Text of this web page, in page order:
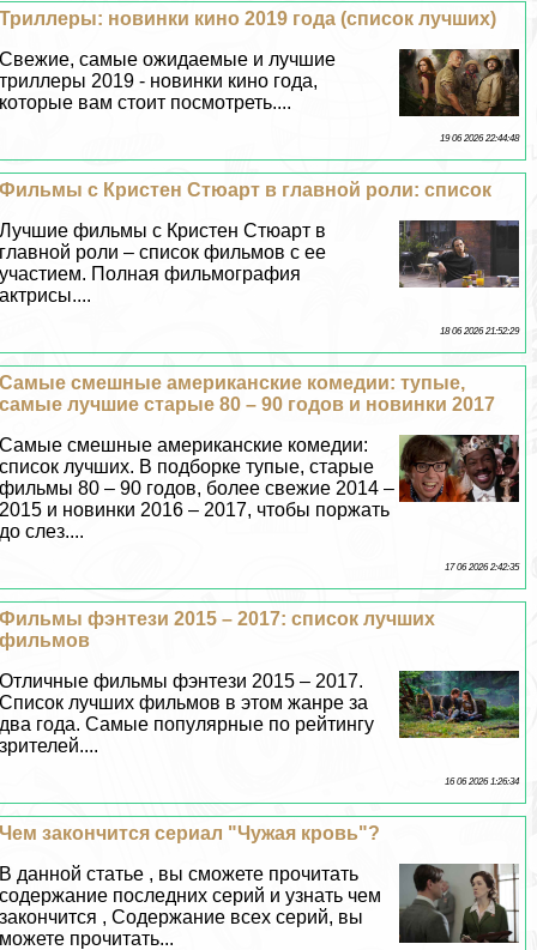
Триллеры: новинки кино 2019 года (список лучших)
Свежие, самые ожидаемые и лучшие
триллеры 2019 - новинки кино года,
которые вам стоит посмотреть....
19 06 2026 22:44:48
Фильмы с Кристен Стюарт в главной роли: список
Лучшие фильмы с Кристен Стюарт в
главной роли – список фильмов с ее
участием. Полная фильмография
актрисы....
18 06 2026 21:52:29
Самые смешные американские комедии: тупые,
самые лучшие старые 80 – 90 годов и новинки 2017
Самые смешные американские комедии:
список лучших. В подборке тупые, старые
фильмы 80 – 90 годов, более свежие 2014 –
2015 и новинки 2016 – 2017, чтобы поржать
до слез....
17 06 2026 2:42:35
Фильмы фэнтези 2015 – 2017: список лучших
фильмов
Отличные фильмы фэнтези 2015 – 2017.
Список лучших фильмов в этом жанре за
два года. Самые популярные по рейтингу
зрителей....
16 06 2026 1:26:34
Чем закончится сериал "Чужая кровь"?
В данной статье , вы сможете прочитать
содержание последних серий и узнать чем
закончится , Содержание всех серий, вы
можете прочитать...